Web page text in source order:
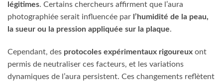
légitimes. Certains chercheurs affirment que l’aura
photographiée serait influencée par l’humidité de la peau,
la sueur ou la pression appliquée sur la plaque.
Cependant, des protocoles expérimentaux rigoureux ont
permis de neutraliser ces facteurs, et les variations
dynamiques de l’aura persistent. Ces changements reflètent